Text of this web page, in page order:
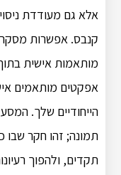
אלא גם מעודדת
קנבס. אפשרות
מותאמות אישית
אפקטים מותאמים
הייחודיים שלך.
תמונה; זהו חקר שבו
תקדים, ולהפוך